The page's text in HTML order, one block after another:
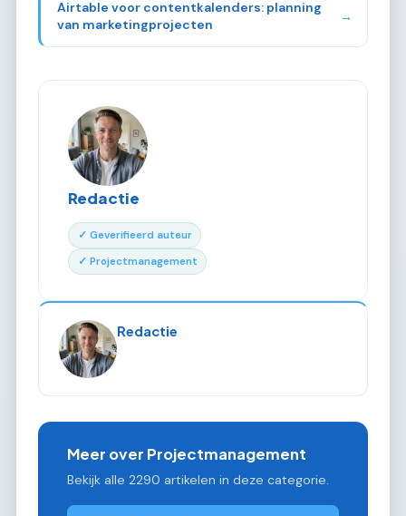
Airtable voor contentkalenders: planning
van marketingprojecten
→
Redactie
✓ Geverifieerd auteur
✓ Projectmanagement
Redactie
Meer over Projectmanagement
Bekijk alle 2290 artikelen in deze categorie.